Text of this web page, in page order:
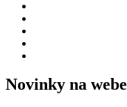
Novinky na webe